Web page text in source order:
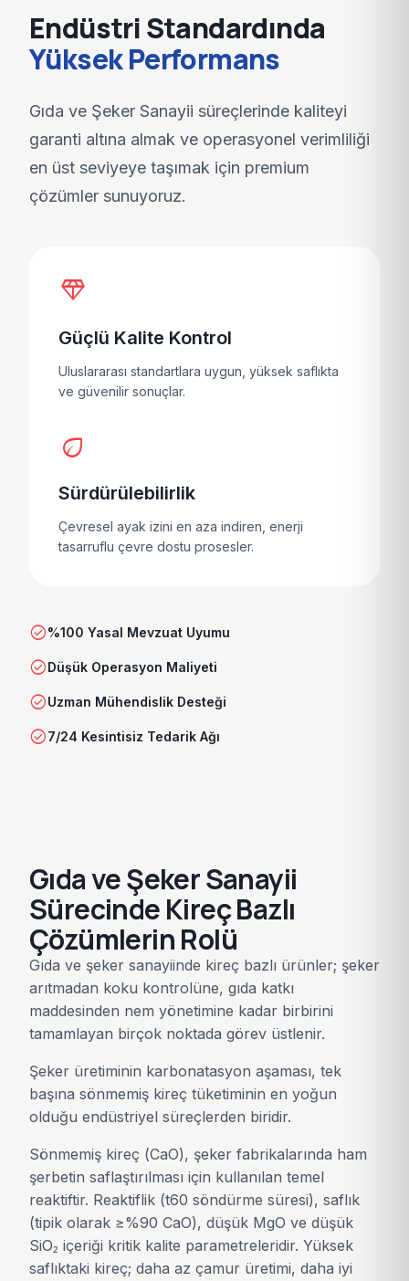
Endüstri Standardında
Yüksek Performans
Gıda ve Şeker Sanayii süreçlerinde kaliteyi
garanti altına almak ve operasyonel verimliliği
en üst seviyeye taşımak için premium
çözümler sunuyoruz.
diamond
Güçlü Kalite Kontrol
Uluslararası standartlara uygun, yüksek saflıkta
ve güvenilir sonuçlar.
eco
Sürdürülebilirlik
Çevresel ayak izini en aza indiren, enerji
tasarruflu çevre dostu prosesler.
check_circle%100 Yasal Mevzuat Uyumu
check_circleDüşük Operasyon Maliyeti
check_circleUzman Mühendislik Desteği
check_circle7/24 Kesintisiz Tedarik Ağı
Gıda ve Şeker Sanayii
Sürecinde Kireç Bazlı
Çözümlerin Rolü
Gıda ve şeker sanayiinde kireç bazlı ürünler; şeker
arıtmadan koku kontrolüne, gıda katkı
maddesinden nem yönetimine kadar birbirini
tamamlayan birçok noktada görev üstlenir.
Şeker üretiminin karbonatasyon aşaması, tek
başına sönmemiş kireç tüketiminin en yoğun
olduğu endüstriyel süreçlerden biridir.
Sönmemiş kireç (CaO), şeker fabrikalarında ham
şerbetin saflaştırılması için kullanılan temel
reaktiftir. Reaktiflik (t60 söndürme süresi), saflık
(tipik olarak ≥%90 CaO), düşük MgO ve düşük
SiO₂ içeriği kritik kalite parametreleridir. Yüksek
saflıktaki kireç; daha az çamur üretimi, daha iyi